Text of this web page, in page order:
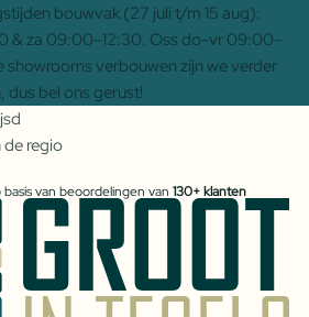
bouwvak (27 juli t/m 15 aug):
& za 09:00–12:30. Oss do-vr 09:00–
showrooms verbouwen zijn we verder
dus bel ons gerust!
de regio
van beoordelingen van 130+ klanten